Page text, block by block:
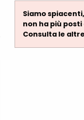
Siamo
non ha più
Consulta le